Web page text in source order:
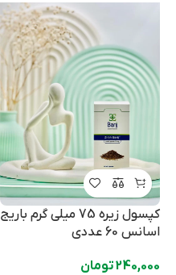
کپسول زیره 75 میلی گرم باریج
اسانس 60 عددی
240,000تومان